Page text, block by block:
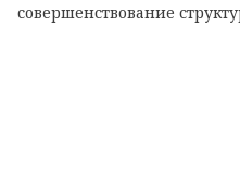
совершенствование